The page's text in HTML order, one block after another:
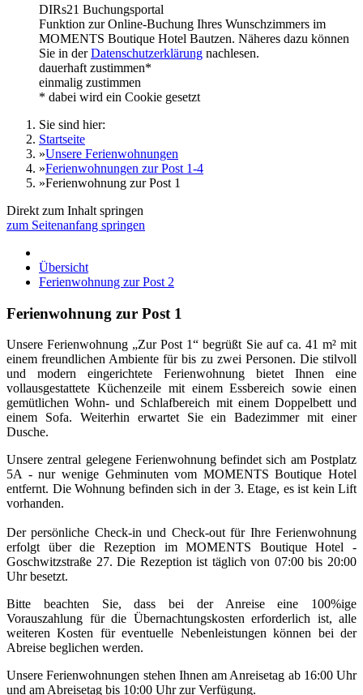
DIRs21 Buchungsportal
Funktion zur Online-Buchung Ihres Wunschzimmers im
MOMENTS Boutique Hotel Bautzen. Näheres dazu können
Sie in derDatenschutzerklärung nachlesen.
dauerhaft zustimmen*
einmalig zustimmen
* dabei wird ein Cookie gesetzt
Sie sind hier:
Startseite
»Unsere Ferienwohnungen
»Ferienwohnungen zur Post 1-4
»Ferienwohnung zur Post 1
Direkt zum Inhalt springen
zum Seitenanfang springen
Übersicht
Ferienwohnung zur Post 2
Ferienwohnung zur Post 1
Unsere Ferienwohnung „Zur Post 1“ begrüßt Sie auf ca. 41 m² mit
einem freundlichen Ambiente für bis zu zwei Personen. Die stilvoll
und modern eingerichtete Ferienwohnung bietet Ihnen eine
vollausgestattete Küchenzeile mit einem Essbereich sowie einen
gemütlichen Wohn- und Schlafbereich mit einem Doppelbett und
einem Sofa. Weiterhin erwartet Sie ein Badezimmer mit einer
Dusche.
Unsere zentral gelegene Ferienwohnung befindet sich am Postplatz
5A - nur wenige Gehminuten vom MOMENTS Boutique Hotel
entfernt. Die Wohnung befinden sich in der 3. Etage, es ist kein Lift
vorhanden.
Der persönliche Check-in und Check-out für Ihre Ferienwohnung
erfolgt über die Rezeption im MOMENTS Boutique Hotel -
Goschwitzstraße 27. Die Rezeption ist täglich von 07:00 bis 20:00
Uhr besetzt.
Bitte beachten Sie, dass bei der Anreise eine 100%ige
Vorauszahlung für die Übernachtungskosten erforderlich ist, alle
weiteren Kosten für eventuelle Nebenleistungen können bei der
Abreise beglichen werden.
Unsere Ferienwohnungen stehen Ihnen am Anreisetag ab 16:00 Uhr
und am Abreisetag bis 10:00 Uhr zur Verfügung.